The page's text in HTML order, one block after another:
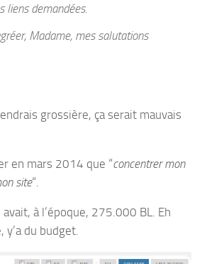
liens demandées.
Madame, mes salutations
grossière, ça serait mauvais
en mars 2014 que “concentrer mon
site“.
à l’époque, 275.000 BL. Eh
y’a du budget.